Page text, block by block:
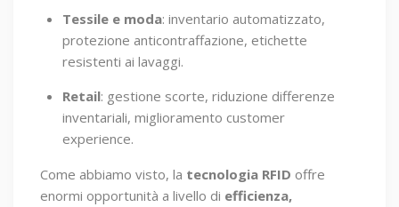
Tessile e moda: inventario automatizzato,
protezione anticontraffazione, etichette
resistenti ai lavaggi.
Retail: gestione scorte, riduzione differenze
inventariali, miglioramento customer
experience.
Come abbiamo visto, la tecnologia RFID offre
enormi opportunità a livello di efficienza,